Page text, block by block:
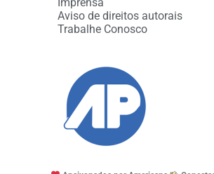
Aviso de direitos autorais
Trabalhe Conosco